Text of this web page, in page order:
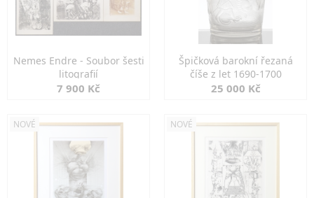
Nemes Endre - Soubor šesti
litografií
7 900 Kč
Špičková barokní řezaná
číše z let 1690-1700
25 000 Kč
NOVÉ NOVÉ